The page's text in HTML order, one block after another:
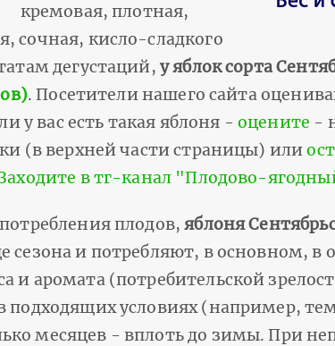
кремовая, плотная,
сочная, кисло-сладкого
дегустаций, у яблок сорта
. Посетители нашего сайта
у вас есть такая яблоня - оцените -
(в верхней части страницы) или
в тг-канал "Плодово-
плодов,яблоня
сезона и потребляют, в основном, в
и аромата (потребительской
подходящих условиях (например,
месяцев - вплоть до зимы. При